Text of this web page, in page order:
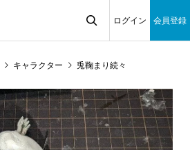
ログイン 会員登録
キャラクター 兎鞠まり続々